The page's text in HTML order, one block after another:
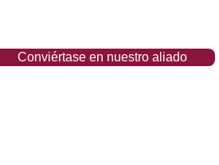
Conviértase en nuestro aliado